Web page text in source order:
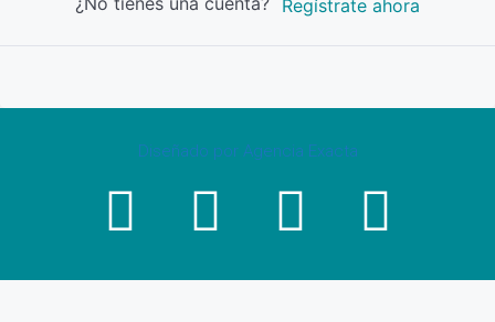
Regístrate ahora
Diseñado por Agencia Exacta